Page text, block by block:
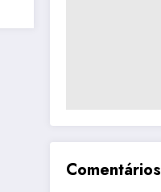
Comentários